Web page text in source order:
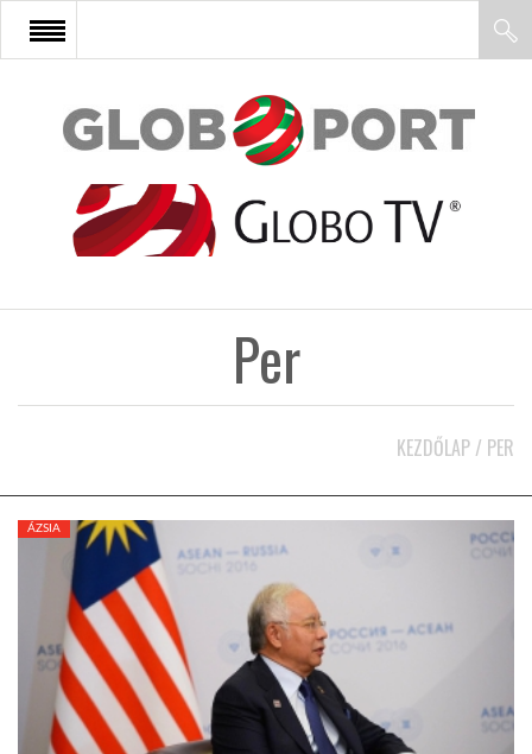
FŐOLDAL
AFRIKA
KÖZEL-KELET
AUSZTRÁLIA
A VILÁG ITTHON
Per
KEZDŐLAP / PER
ÁZSIA